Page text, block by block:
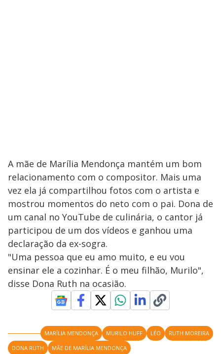
A mãe de Marília Mendonça mantém um bom
relacionamento com o compositor. Mais uma
vez ela já compartilhou fotos com o artista e
mostrou momentos do neto com o pai. Dona de
um canal no YouTube de culinária, o cantor já
participou de um dos vídeos e ganhou uma
declaração da ex-sogra.
"Uma pessoa que eu amo muito, e eu vou
ensinar ele a cozinhar. É o meu filhão, Murilo",
disse Dona Ruth na ocasião.
MARÍLIA MENDONÇA MURILO HUFF LÉO
RUTH MOREIRA
DONA RUTH
MÃE DE MARÍLIA MENDONÇA